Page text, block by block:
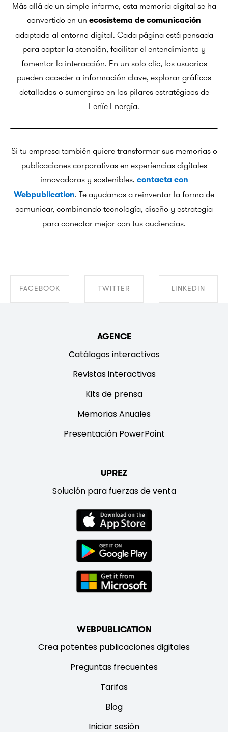
Más allá de un simple informe, esta memoria digital se ha
convertido en un ecosistema de comunicación
adaptado al entorno digital. Cada página está pensada
para captar la atención, facilitar el entendimiento y
fomentar la interacción. En un solo clic, los usuarios
pueden acceder a información clave, explorar gráficos
detallados o sumergirse en los pilares estratégicos de
Fenïe Energía.
Si tu empresa también quiere transformar sus memorias o
publicaciones corporativas en experiencias digitales
innovadoras y sostenibles, contacta con
Webpublication. Te ayudamos a reinventar la forma de
comunicar, combinando tecnología, diseño y estrategia
para conectar mejor con tus audiencias.
FACEBOOK TWITTER LINKEDIN
AGENCE
Catálogos interactivos
Revistas interactivas
Kits de prensa
Memorias Anuales
Presentación PowerPoint
UPREZ
Solución para fuerzas de venta
WEBPUBLICATION
Crea potentes publicaciones digitales
Preguntas frecuentes
Tarifas
Blog
Iniciar sesión